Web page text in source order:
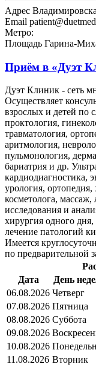
Адрес
Email
Метро:
Площадь Гарина-
Приём в «Дуэт
Дуэт Клиник - сеть
Осуществляет
взрослых и детей по
проктология,
травматология,
аритмология,
пульмонология,
бариатрия и др.
кардиодиагностика,
урология,
косметолога, массаж,
исследования и
хирургия одного дня,
лечение патологий
Имеется
по предварительной
Дата
День
06.08.2026 Четверг
07.08.2026 Пятница
08.08.2026 Суббота
09.08.2026
10.08.2026
11.08.2026 Вторник